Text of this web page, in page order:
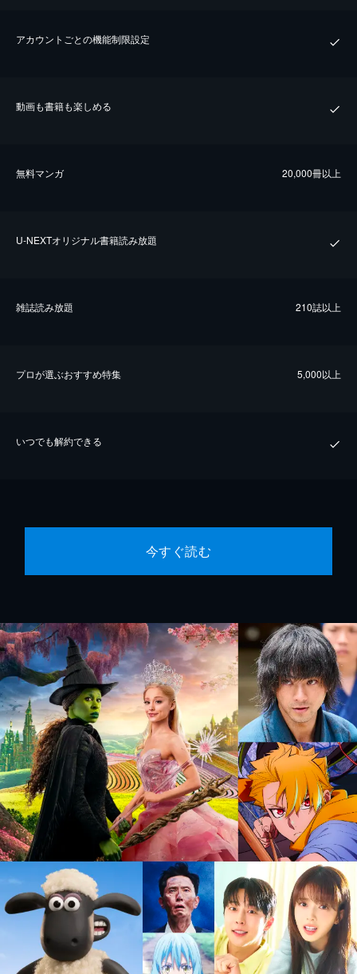
アカウントごとの機能制限設定
動画も書籍も楽しめる
無料マンガ 20,000冊以上
U-NEXTオリジナル書籍読み放題
雑誌読み放題 210誌以上
プロが選ぶおすすめ特集 5,000以上
いつでも解約できる
今すぐ読む